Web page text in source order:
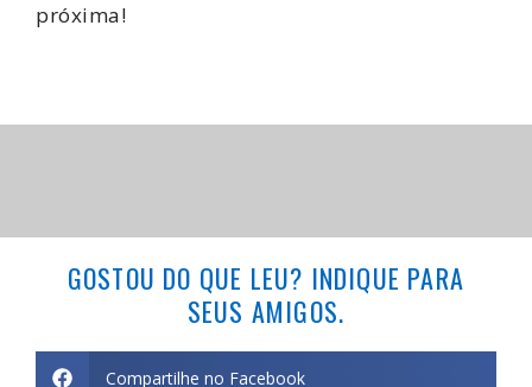
próxima!
GOSTOU DO QUE LEU? INDIQUE PARA
SEUS AMIGOS.
Compartilhe no Facebook